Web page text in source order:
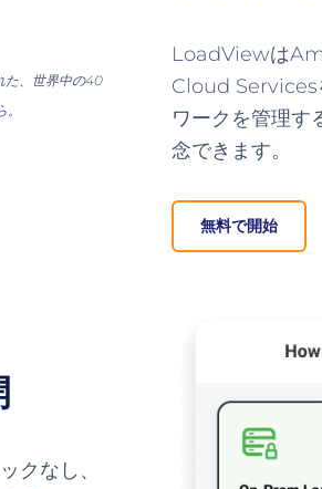
た、世界中の40
。
LoadViewは
Cloud Services
ワークを管理す
念できます。
無料で開始
クなし、